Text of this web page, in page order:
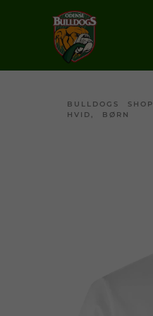
BULLDOGS SHOP
HVID, BØRN